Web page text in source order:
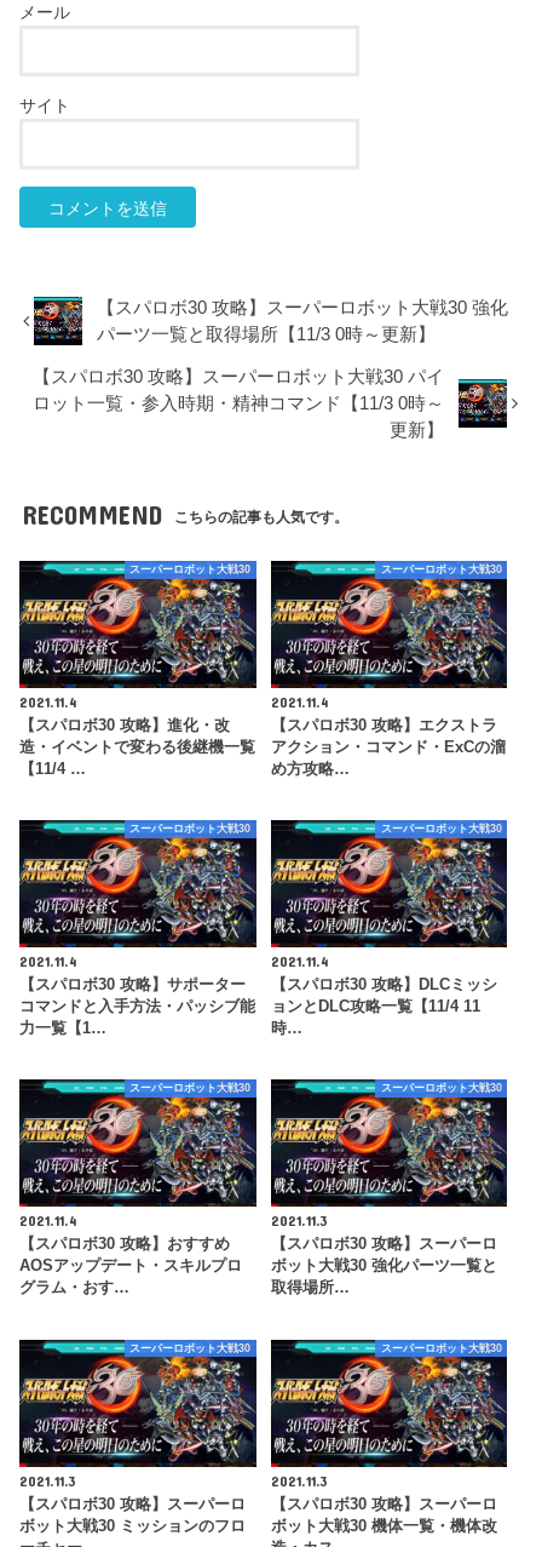
メール
サイト
【スパロボ30 攻略】スーパーロボット大戦30 強化
パーツ一覧と取得場所【11/3 0時～更新】
【スパロボ30 攻略】スーパーロボット大戦30 パイ
ロット一覧・参入時期・精神コマンド【11/3 0時～
更新】
RECOMMEND こちらの記事も人気です。
スーパーロボット大戦30
2021.11.4
【スパロボ30 攻略】進化・改
造・イベントで変わる後継機一覧
【11/4 …
スーパーロボット大戦30
2021.11.4
【スパロボ30 攻略】エクストラ
アクション・コマンド・ExCの溜
め方攻略…
スーパーロボット大戦30
2021.11.4
【スパロボ30 攻略】サポーター
コマンドと入手方法・パッシブ能
力一覧【1…
スーパーロボット大戦30
2021.11.4
【スパロボ30 攻略】DLCミッシ
ョンとDLC攻略一覧【11/4 11
時…
スーパーロボット大戦30
2021.11.4
【スパロボ30 攻略】おすすめ
AOSアップデート・スキルプロ
グラム・おす…
スーパーロボット大戦30
2021.11.3
【スパロボ30 攻略】スーパーロ
ボット大戦30 強化パーツ一覧と
取得場所…
スーパーロボット大戦30
2021.11.3
【スパロボ30 攻略】スーパーロ
ボット大戦30 ミッションのフロ
スーパーロボット大戦30
2021.11.3
【スパロボ30 攻略】スーパーロ
ボット大戦30 機体一覧・機体改